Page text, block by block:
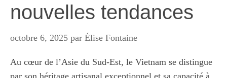
nouvelles tendances
octobre 6, 2025 par Élise Fontaine
Au cœur de l’Asie du Sud-Est, le Vietnam se distingue
par son héritage artisanal exceptionnel et sa capacité à